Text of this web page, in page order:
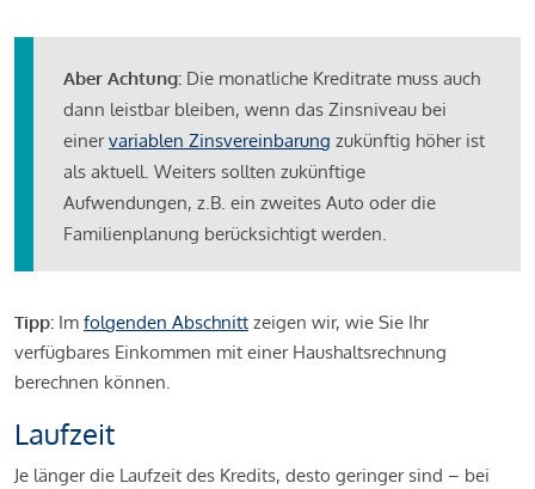
Aber Achtung: Die monatliche Kreditrate muss auch
dann leistbar bleiben, wenn das Zinsniveau bei
einervariablen Zinsvereinbarung zukünftig höher ist
als aktuell. Weiters sollten zukünftige
Aufwendungen, z.B. ein zweites Auto oder die
Familienplanung berücksichtigt werden.
Tipp: Im folgenden Abschnitt zeigen wir, wie Sie Ihr
verfügbares Einkommen mit einer Haushaltsrechnung
berechnen können.
Laufzeit
Je länger die Laufzeit des Kredits, desto geringer sind – bei